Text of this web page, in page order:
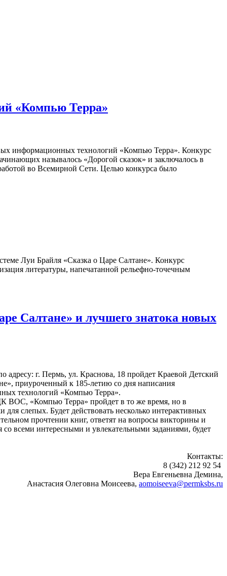
«Компью Терра»
информационных технологий «Компью Терра». Конкурс
называлось «Дорогой сказок» и заключалось в
во Всемирной Сети. Целью конкурса было
Луи Брайля «Сказка о Царе Салтане». Конкурс
литературы, напечатанной рельефно-точечным
Салтане» и лучшего знатока новых
адресу: г. Пермь, ул. Краснова, 18 пройдет Краевой Детский
приуроченный к 185-летию со дня написания
технологий «Компью Терра».
ВОС, «Компью Терра» пройдет в то же время, но в
слепых. Будет действовать несколько интерактивных
прочтении книг, ответят на вопросы викторины и
всеми интересными и увлекательными заданиями, будет
Контакты:
8 (342) 212 92 54
Вера Евгеньевна Демина,
Анастасия Олеговна Моисеева, aomoiseeva@permksbs.ru